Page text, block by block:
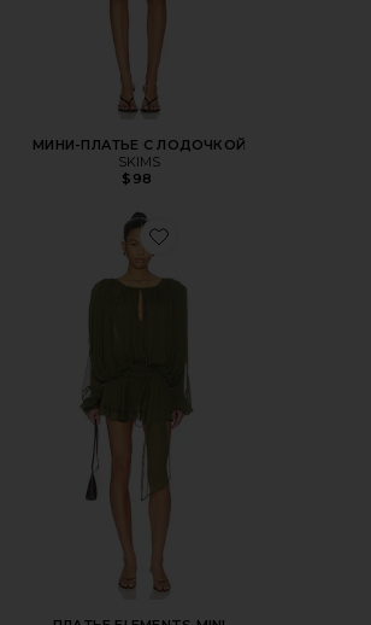
МИНИ-ПЛАТЬЕ С ЛОДОЧКОЙ
SKIMS
$98
Favorite ПЛАТЬЕ ELEMENTS MINI